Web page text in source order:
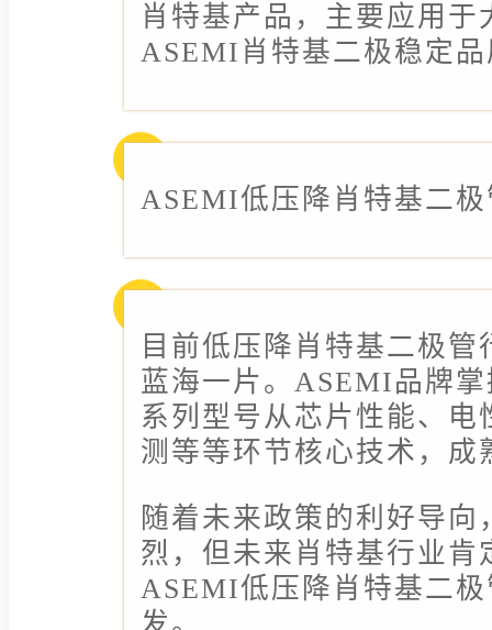
肖特基产品，主要应用
ASEMI肖特基二极稳定
ASEMI低压降肖特基二
目前低压降肖特基二极
蓝海一片。ASEMI品牌
系列型号从芯片性能、
测等等环节核心技术，
随着未来政策的利好导
烈，但未来肖特基行业
ASEMI低压降肖特基二